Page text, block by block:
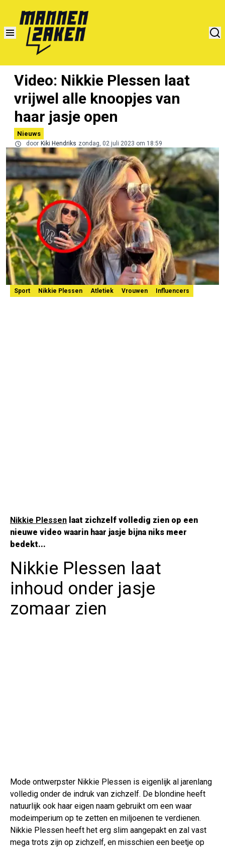
Video: Nikkie Plessen laat
vrijwel alle knoopjes van
haar jasje open
Nieuws
door Kiki Hendriks zondag, 02 juli 2023 om 18:59
Sport Nikkie Plessen Atletiek Vrouwen Influencers
Nikkie Plessen laat zichzelf volledig zien op een
nieuwe video waarin haar jasje bijna niks meer
bedekt...
Nikkie Plessen laat
inhoud onder jasje
zomaar zien
Mode ontwerpster Nikkie Plessen is eigenlijk al jarenlang
volledig onder de indruk van zichzelf. De blondine heeft
natuurlijk ook haar eigen naam gebruikt om een waar
modeimperium op te zetten en miljoenen te verdienen.
Nikkie Plessen heeft het erg slim aangepakt en zal vast
mega trots zijn op zichzelf, en misschien een beetje op